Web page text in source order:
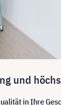
und
in Ihre